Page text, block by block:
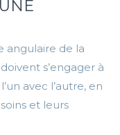
angulaire de la
s’engager à
avec l’autre, en
et leurs